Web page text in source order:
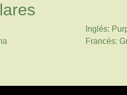
Inglés:
Francés: